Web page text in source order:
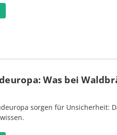
Was bei
sorgen für Unsicherheit: